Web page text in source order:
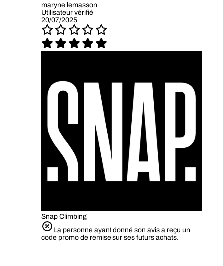
maryne lemasson
Utilisateur vérifié
20/07/2025
Snap Climbing
La personne ayant donné son avis a reçu un
code promo de remise sur ses futurs achats.